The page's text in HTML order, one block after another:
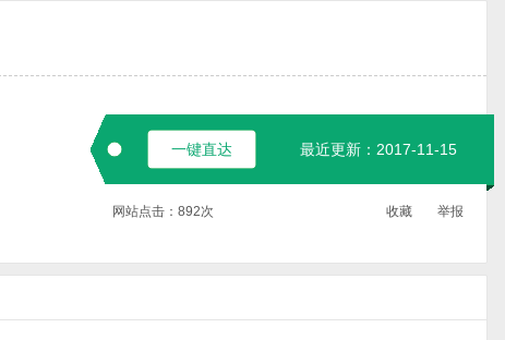
一键直达 最近更新：2017-11-15
网站点击： 892次 收藏 举报